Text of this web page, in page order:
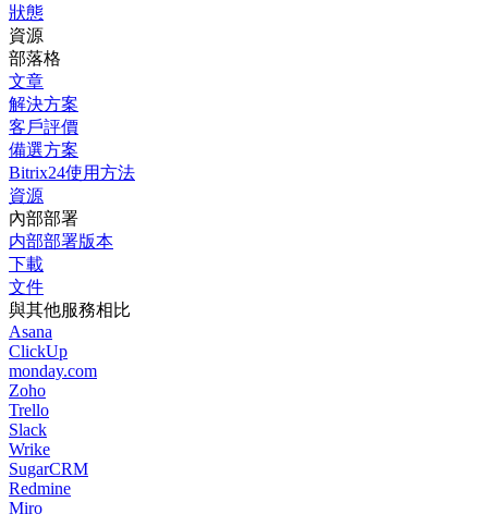
狀態
資源
部落格
文章
解決方案
客戶評價
備選方案
Bitrix24使用方法
資源
內部部署
内部部署版本
下載
文件
與其他服務相比
Asana
ClickUp
monday.com
Zoho
Trello
Slack
Wrike
SugarCRM
Redmine
Miro